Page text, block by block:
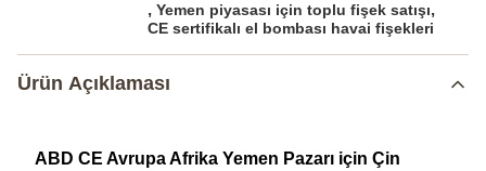
, Yemen piyasası için toplu fişek satışı,
CE sertifikalı el bombası havai fişekleri
Ürün Açıklaması
ABD CE Avrupa Afrika Yemen Pazarı için Çin